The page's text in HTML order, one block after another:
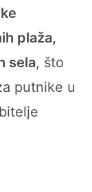
plaža,
sela, što
putnike u